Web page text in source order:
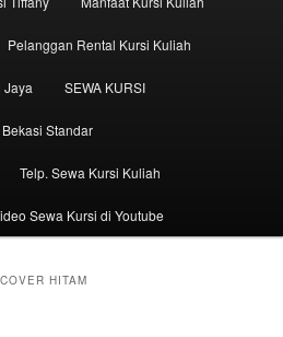
Pelanggan Rental Kursi Kuliah
Jaya SEWA KURSI
Standar
Telp. Sewa Kursi Kuliah
Sewa Kursi di Youtube
HITAM